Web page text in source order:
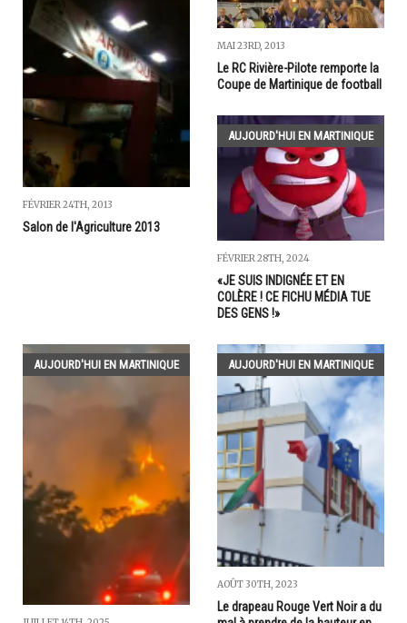
FÉVRIER 24TH, 2013
Salon de l'Agriculture 2013
MAI 23RD, 2013
Le RC Rivière-Pilote remporte la
Coupe de Martinique de football
AUJOURD'HUI EN MARTINIQUE
FÉVRIER 28TH, 2024
«JE SUIS INDIGNÉE ET EN
COLÈRE ! CE FICHU MÉDIA TUE
DES GENS !»
AUJOURD'HUI EN MARTINIQUE AUJOURD'HUI EN MARTINIQUE
AOÛT 30TH, 2023
Le drapeau Rouge Vert Noir a du